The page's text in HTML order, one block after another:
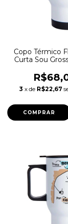
Copo Térmico
Curta Sou
3 x de R$22,67